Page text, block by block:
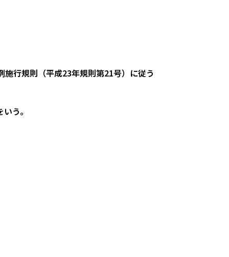
行規則（平成23年規則第21号）に従う
う。